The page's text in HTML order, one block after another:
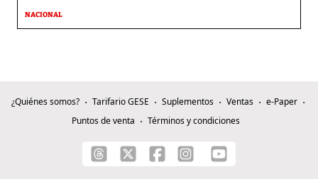
NACIONAL
¿Quiénes somos? Tarifario GESE Suplementos Ventas
e-Paper
Puntos de venta
Términos y condiciones